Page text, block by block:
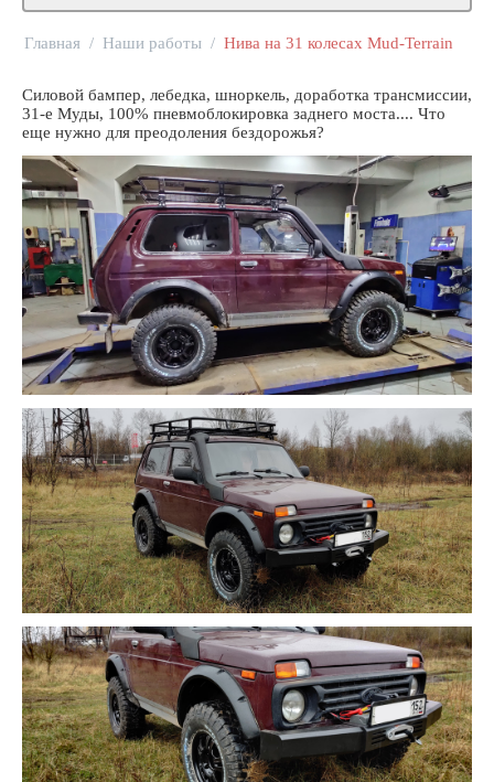
Главная / Наши работы / Нива на 31 колесах Mud-Terrain
Силовой бампер, лебедка, шноркель, доработка трансмиссии,
31-е Муды, 100% пневмоблокировка заднего моста.... Что
еще нужно для преодоления бездорожья?